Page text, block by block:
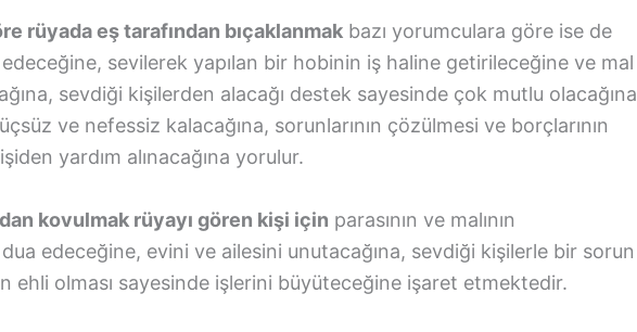
rüyada eş tarafından bıçaklanmak bazı yorumculara göre ise de
sevilerek yapılan bir hobinin iş haline getirileceğine ve mal
sevdiği kişilerden alacağı destek sayesinde çok mutlu olacağına
ve nefessiz kalacağına, sorunlarının çözülmesi ve borçlarının
yardım alınacağına yorulur.
kovulmak rüyayı gören kişi için parasının ve malının
edeceğine, evini ve ailesini unutacağına, sevdiği kişilerle bir sorun
ehli olması sayesinde işlerini büyüteceğine işaret etmektedir.